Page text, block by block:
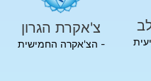
צ'אקרת הגרון
- הצ'אקרה החמישית